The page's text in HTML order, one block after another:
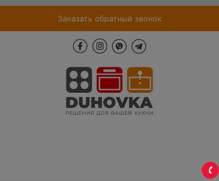
Заказать обратный звонок